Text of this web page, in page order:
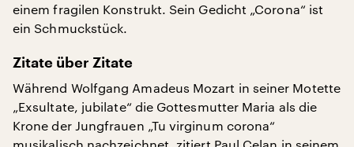
einem fragilen Konstrukt. Sein Gedicht „Corona“ ist
ein Schmuckstück.
Zitate über Zitate
Während Wolfgang Amadeus Mozart in seiner Motette
„Exsultate, jubilate“ die Gottesmutter Maria als die
Krone der Jungfrauen „Tu virginum corona“